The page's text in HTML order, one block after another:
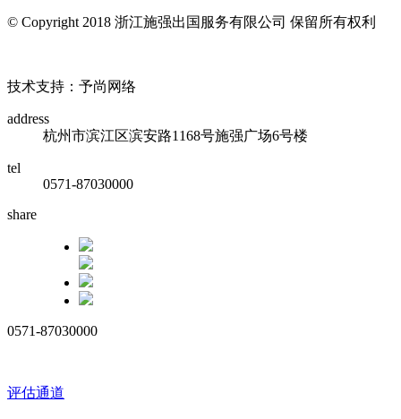
© Copyright 2018 浙江施强出国服务有限公司 保留所有权利
技术支持：予尚网络
address
杭州市滨江区滨安路1168号施强广场6号楼
tel
0571-87030000
share
0571-87030000
评估通道